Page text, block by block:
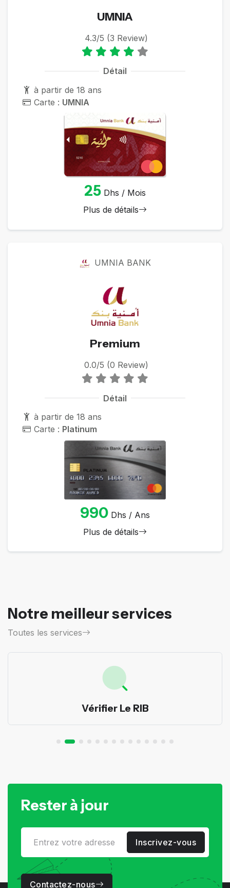
UMNIA
4.3/5 (3 Review)
Détail
à partir de 18 ans
Carte : UMNIA
25 Dhs / Mois
Plus de détails
UMNIA BANK
Premium
0.0/5 (0 Review)
Détail
à partir de 18 ans
Carte : Platinum
990 Dhs / Ans
Plus de détails
Notre meilleur services
Toutes les services
Vérifier Le RIB
Rester à jour
Inscrivez-vous
Contactez-nous